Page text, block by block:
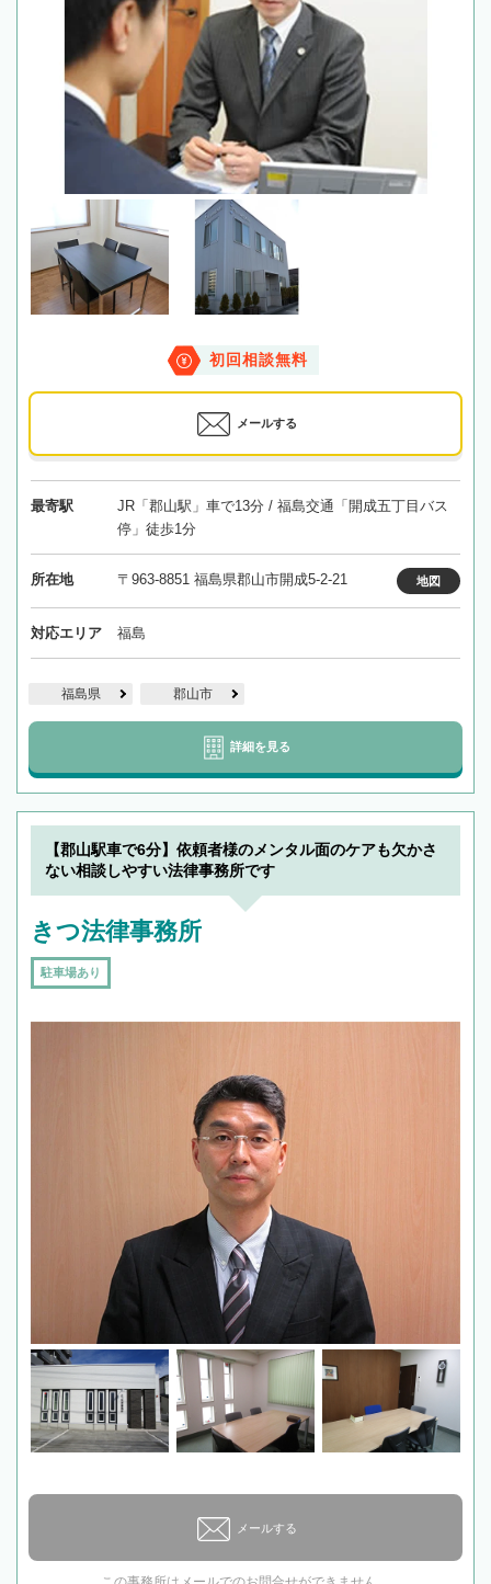
初回相談無料
メールする
最寄駅
JR「郡山駅」車で13分 / 福島交通「開成五丁目バス
停」徒歩1分
所在地 〒963-8851 福島県郡山市開成5-2-21 地図
対応エリア 福島
福島県 郡山市
詳細を見る
【郡山駅車で6分】依頼者様のメンタル面のケアも欠かさ
ない相談しやすい法律事務所です
きつ法律事務所
駐車場あり
メールする